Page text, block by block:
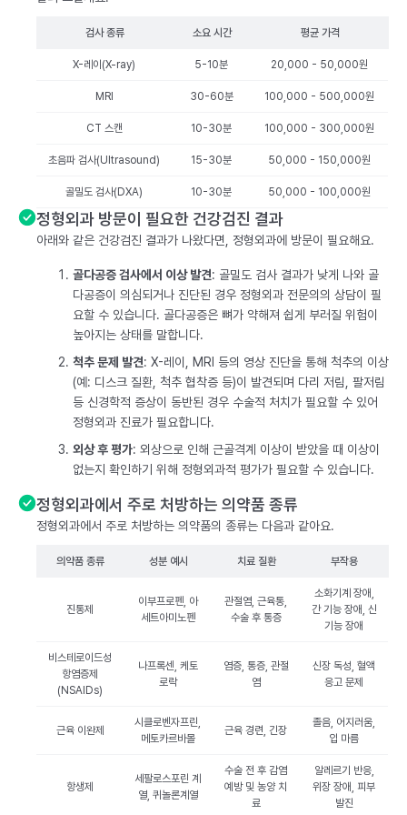
검사 종류 소요 시간 평균 가격
X-레이(X-ray) 5-10분 20,000 - 50,000원
MRI 30-60분 100,000 - 500,000원
CT 스캔 10-30분 100,000 - 300,000원
초음파 검사(Ultrasound) 15-30분 50,000 - 150,000원
골밀도 검사(DXA) 10-30분 50,000 - 100,000원
정형외과 방문이 필요한 건강검진 결과
아래와 같은 건강검진 결과가 나왔다면, 정형외과에 방문이 필요해요.
골다공증 검사에서 이상 발견: 골밀도 검사 결과가 낮게 나와 골
다공증이 의심되거나 진단된 경우 정형외과 전문의의 상담이 필
요할 수 있습니다. 골다공증은 뼈가 약해져 쉽게 부러질 위험이
높아지는 상태를 말합니다.
척추 문제 발견: X-레이, MRI 등의 영상 진단을 통해 척추의 이상
(예: 디스크 질환, 척추 협착증 등)이 발견되며 다리 저림, 팔저림
등 신경학적 증상이 동반된 경우 수술적 처치가 필요할 수 있어
정형외과 진료가 필요합니다.
외상 후 평가: 외상으로 인해 근골격계 이상이 받았을 때 이상이
없는지 확인하기 위해 정형외과적 평가가 필요할 수 있습니다.
정형외과에서 주로 처방하는 의약품 종류
정형외과에서 주로 처방하는 의약품의 종류는 다음과 같아요.
의약품 종류 성분 예시 치료 질환 부작용
진통제
이부프로펜, 아
세트아미노펜
관절염, 근육통,
수술 후 통증
소화기계 장애,
간 기능 장애, 신
기능 장애
비스테로이드성
항염증제
(NSAIDs)
나프록센, 케토
로락
염증, 통증, 관절
염
신장 독성, 혈액
응고 문제
근육 이완제
시클로벤자프린,
메토카르바몰
근육 경련, 긴장
졸음, 어지러움,
입 마름
항생제
세팔로스포린 계
열, 퀴놀론계열
수술 전 후 감염
예방 및 농양 치
료
알레르기 반응,
위장 장애, 피부
발진